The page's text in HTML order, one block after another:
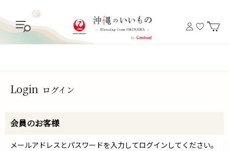
Login ログイン
会員のお客様
メールアドレスとパスワードを入力してログインしてください。